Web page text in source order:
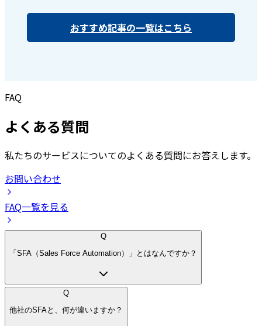
おすすめ記事の一覧はこちら
FAQ
よくある質問
私たちのサービスについてのよくある質問にお答えします。
お問い合わせ
FAQ一覧を見る
Q
「SFA（Sales Force Automation）」とはなんですか？
Q
他社のSFAと、何が違いますか？